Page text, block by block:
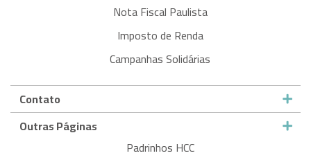
Nota Fiscal Paulista
Imposto de Renda
Campanhas Solidárias
Contato
Outras Páginas
Padrinhos HCC